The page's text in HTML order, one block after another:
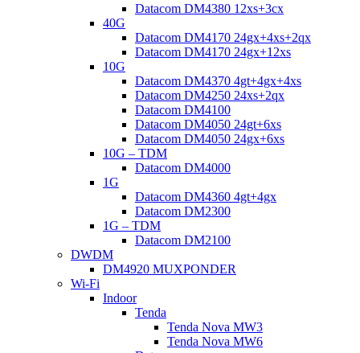
Datacom DM4380 12xs+3cx
40G
Datacom DM4170 24gx+4xs+2qx
Datacom DM4170 24gx+12xs
10G
Datacom DM4370 4gt+4gx+4xs
Datacom DM4250 24xs+2qx
Datacom DM4100
Datacom DM4050 24gt+6xs
Datacom DM4050 24gx+6xs
10G – TDM
Datacom DM4000
1G
Datacom DM4360 4gt+4gx
Datacom DM2300
1G – TDM
Datacom DM2100
DWDM
DM4920 MUXPONDER
Wi-Fi
Indoor
Tenda
Tenda Nova MW3
Tenda Nova MW6